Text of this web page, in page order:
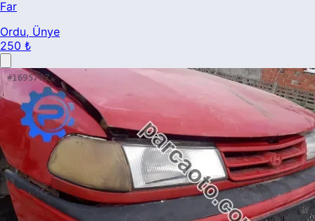
Far
Ordu, Ünye
250 ₺